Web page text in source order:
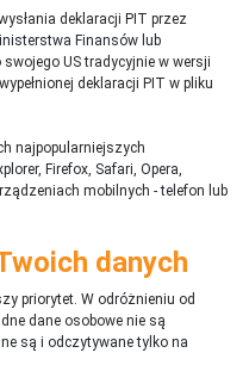
deklaracji PIT przez
Finansów lub
US tradycyjnie w wersji
deklaracji PIT w pliku
najpopularniejszych
Firefox, Safari, Opera,
mobilnych - telefon lub
danych
priorytet. W odróżnieniu od
dane osobowe nie są
są i odczytywane tylko na